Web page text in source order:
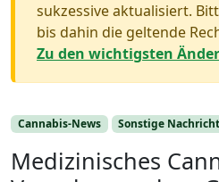
sukzessive aktualisiert.
bis dahin die geltende
Zu den wichtigsten
Cannabis-News Sonstige
Medizinisches